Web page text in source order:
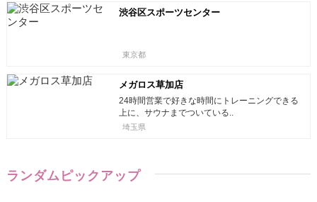
渋谷区スポーツセンター
東京都
メガロス草加店
24時間営業で好きな時間にトレーニングできる
上に、サウナまでついている..
埼玉県
ランダムピックアップ